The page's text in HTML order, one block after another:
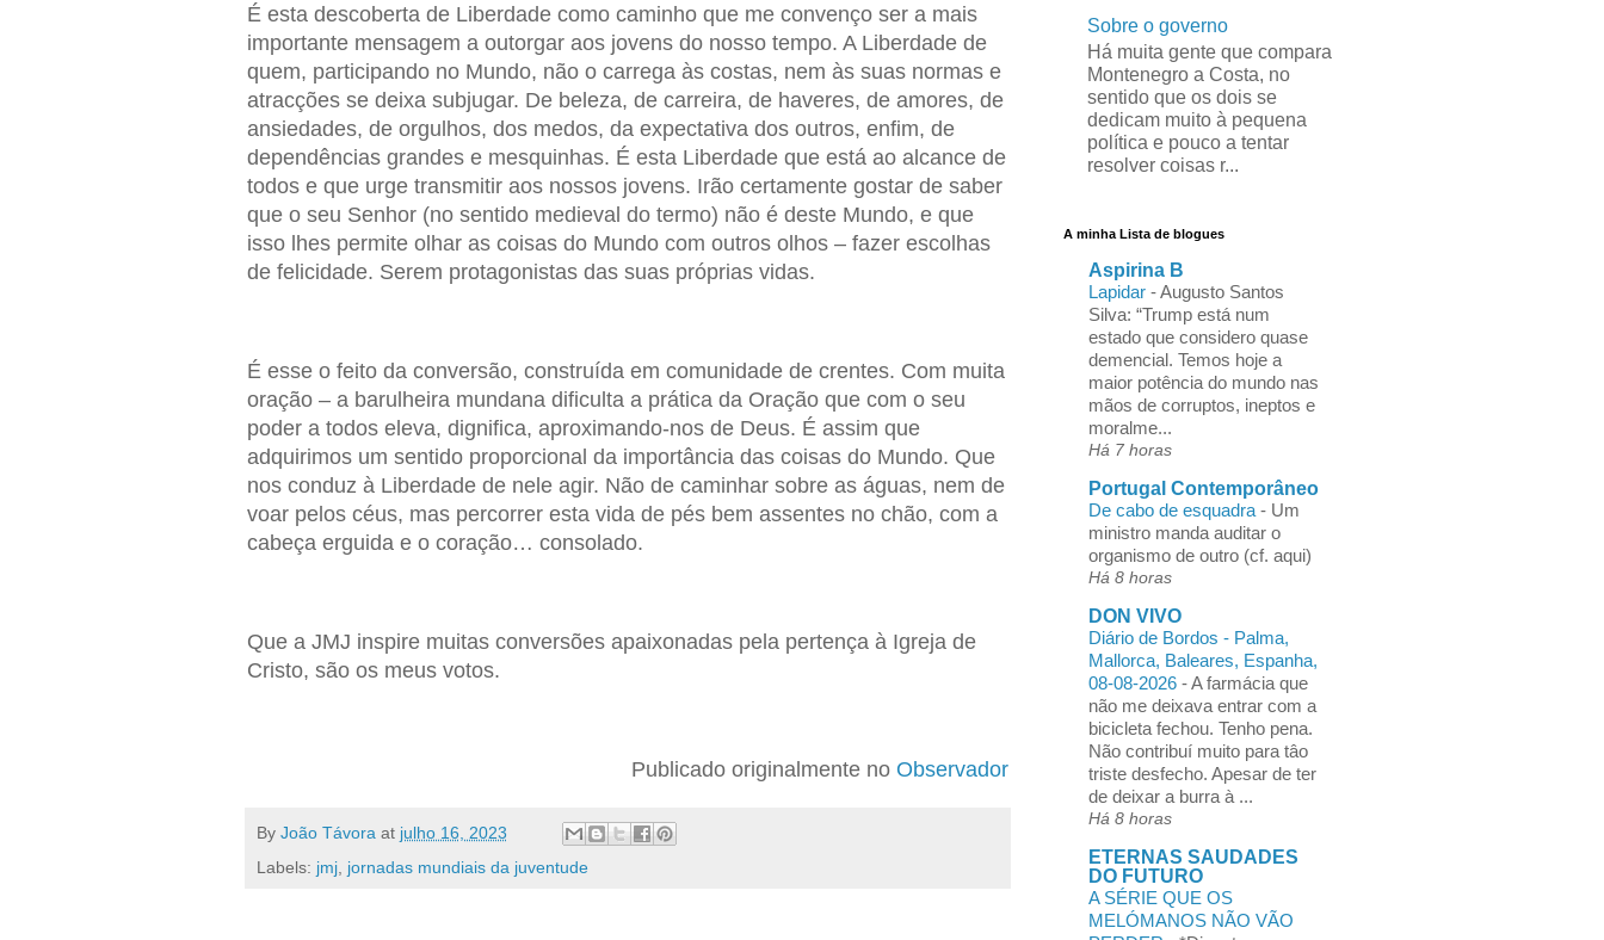
É esta descoberta de Liberdade como caminho que me convenço ser a mais
importante mensagem a outorgar aos jovens do nosso tempo. A Liberdade de
quem, participando no Mundo, não o carrega às costas, nem às suas normas e
atracções se deixa subjugar. De beleza, de carreira, de haveres, de amores, de
ansiedades, de orgulhos, dos medos, da expectativa dos outros, enfim, de
dependências grandes e mesquinhas. É esta Liberdade que está ao alcance de
todos e que urge transmitir aos nossos jovens. Irão certamente gostar de saber
que o seu Senhor (no sentido medieval do termo) não é deste Mundo, e que
isso lhes permite olhar as coisas do Mundo com outros olhos – fazer escolhas
de felicidade. Serem protagonistas das suas próprias vidas.
É esse o feito da conversão, construída em comunidade de crentes. Com muita
oração – a barulheira mundana dificulta a prática da Oração que com o seu
poder a todos eleva, dignifica, aproximando-nos de Deus. É assim que
adquirimos um sentido proporcional da importância das coisas do Mundo. Que
nos conduz à Liberdade de nele agir. Não de caminhar sobre as águas, nem de
voar pelos céus, mas percorrer esta vida de pés bem assentes no chão, com a
cabeça erguida e o coração… consolado.
Que a JMJ inspire muitas conversões apaixonadas pela pertença à Igreja de
Cristo, são os meus votos.
Publicado originalmente no Observador
By João Távora at julho 16, 2023
Labels: jmj, jornadas mundiais da juventude
Sobre o governo
Há muita gente que compara
Montenegro a Costa, no
sentido que os dois se
dedicam muito à pequena
política e pouco a tentar
resolver coisas r...
A minha Lista de blogues
Aspirina B
Lapidar -Augusto Santos
Silva: “Trump está num
estado que considero quase
demencial. Temos hoje a
maior potência do mundo nas
mãos de corruptos, ineptos e
moralme...
Há 7 horas
Portugal Contemporâneo
De cabo de esquadra - Um
ministro manda auditar o
organismo de outro (cf. aqui)
Há 8 horas
DON VIVO
Diário de Bordos - Palma,
Mallorca, Baleares, Espanha,
08-08-2026 -A farmácia que
não me deixava entrar com a
bicicleta fechou. Tenho pena.
Não contribuí muito para tâo
triste desfecho. Apesar de ter
de deixar a burra à ...
Há 8 horas
ETERNAS SAUDADES
DO FUTURO
A SÉRIE QUE OS
MELÓMANOS NÃO VÃO